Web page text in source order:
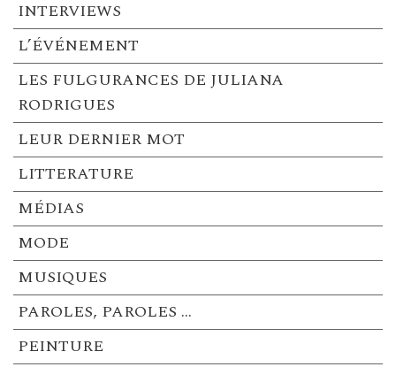
INTERVIEWS
L’ÉVÉNEMENT
LES FULGURANCES DE JULIANA
RODRIGUES
LEUR DERNIER MOT
LITTERATURE
MÉDIAS
MODE
MUSIQUES
PAROLES, PAROLES …
PEINTURE